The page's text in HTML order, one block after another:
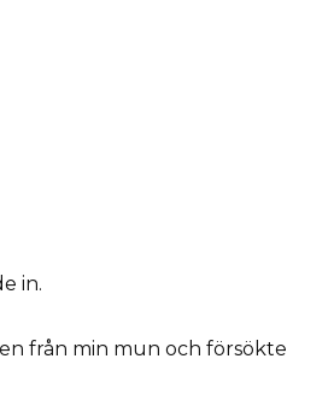
in.
från min mun och försökte